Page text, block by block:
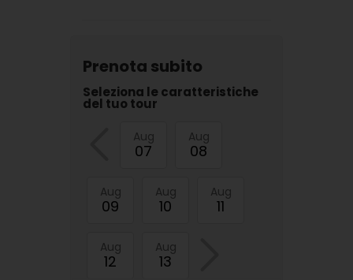
Prenota subito
Seleziona le caratteristiche
del tuo tour
Aug
07
Aug
08
Aug
09
Aug
10
Aug
11
Aug
12
Aug
13